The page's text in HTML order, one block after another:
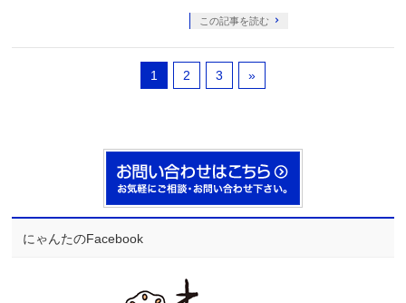
この記事を読む
1 2 3 »
にゃんたのFacebook